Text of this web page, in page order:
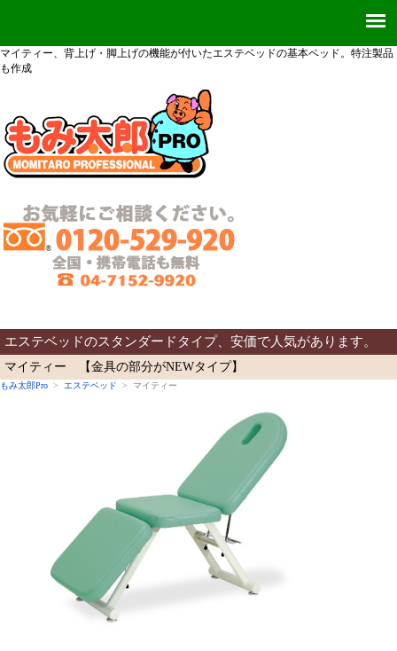
マイティー、背上げ・脚上げの機能が付いたエステベッドの基本ベッド。特注製品
も作成
エステベッドのスタンダードタイプ、安価で人気があります。
マイティー 【金具の部分がNEWタイプ】
もみ太郎Pro > エステベッド > マイティー